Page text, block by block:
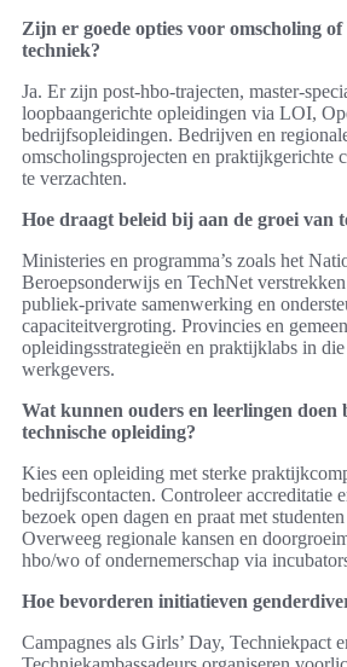
Zijn er goede opties voor omscholing
techniek?
Ja. Er zijn post-hbo-trajecten, master-
loopbaangerichte opleidingen via LOI,
bedrijfsopleidingen. Bedrijven en
omscholingsprojecten en praktijkgerichte
te verzachten.
Hoe draagt beleid bij aan de groei van
Ministeries en programma’s zoals het
Beroepsonderwijs en TechNet
publiek-private samenwerking en
capaciteitvergroting. Provincies en
opleidingsstrategieën en praktijklabs in
werkgevers.
Wat kunnen ouders en leerlingen doen
technische opleiding?
Kies een opleiding met sterke
bedrijfscontacten. Controleer accreditatie
bezoek open dagen en praat met
Overweeg regionale kansen en
hbo/wo of ondernemerschap via
Hoe bevorderen initiatieven
Campagnes als Girls’ Day, Techniekpact